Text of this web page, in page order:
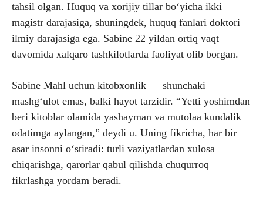
tahsil olgan. Huquq va xorijiy tillar bo‘yicha ikki
magistr darajasiga, shuningdek, huquq fanlari doktori
ilmiy darajasiga ega. Sabine 22 yildan ortiq vaqt
davomida xalqaro tashkilotlarda faoliyat olib borgan.
Sabine Mahl uchun kitobxonlik — shunchaki
mashg‘ulot emas, balki hayot tarzidir. “Yetti yoshimdan
beri kitoblar olamida yashayman va mutolaa kundalik
odatimga aylangan,” deydi u. Uning fikricha, har bir
asar insonni o‘stiradi: turli vaziyatlardan xulosa
chiqarishga, qarorlar qabul qilishda chuqurroq
fikrlashga yordam beradi.